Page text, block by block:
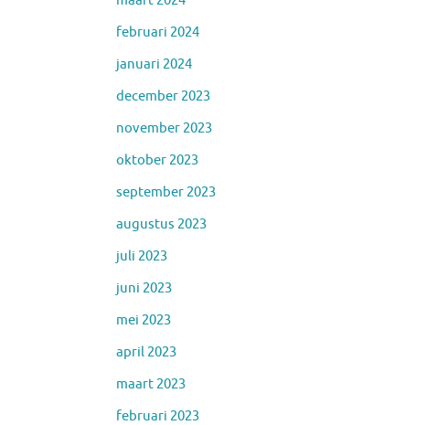
februari 2024
januari 2024
december 2023
november 2023
oktober 2023
september 2023
augustus 2023
juli 2023
juni 2023
mei 2023
april 2023
maart 2023
februari 2023